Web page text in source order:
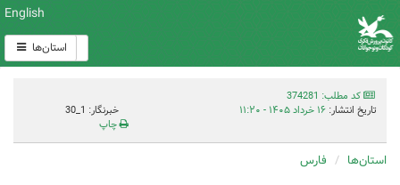
English
استان‌ها
کد مطلب: 374281
تاریخ انتشار: ۱۶ خرداد ۱۴۰۵ - ۱۱:۲۰
خبرنگار: 1_30
چاپ
استان‌ها فارس